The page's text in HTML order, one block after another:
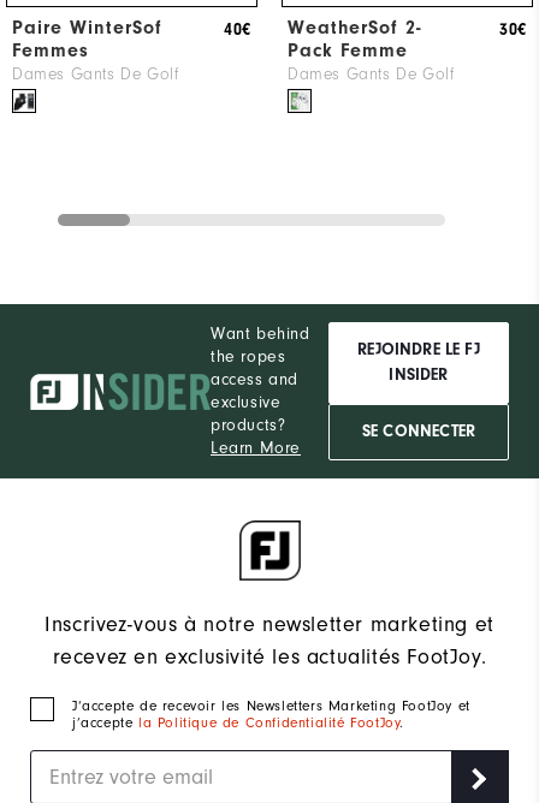
Paire WinterSof
Femmes
Dames Gants De Golf
40€
WeatherSof 2-
Pack Femme
Dames Gants De Golf
30€
Want behind
the ropes
access and
exclusive
products?
Learn More
REJOINDRE LE FJ
INSIDER
SE CONNECTER
Inscrivez-vous à notre newsletter marketing et
recevez en exclusivité les actualités FootJoy.
J‘accepte de recevoir les Newsletters Marketing FootJoy et
j’accepte la Politique de Confidentialité FootJoy.